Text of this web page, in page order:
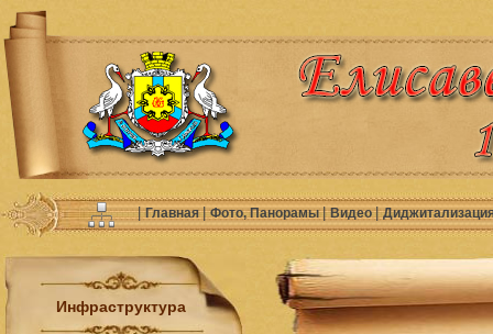
|Главная|Фото, Панорамы|Видео|
Инфраструктура